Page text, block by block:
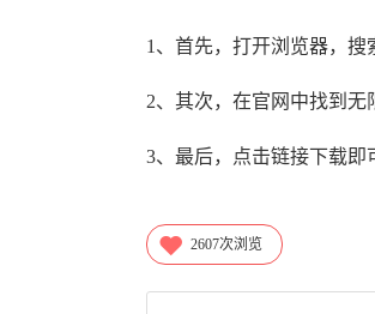
1、首先，打开浏览器，搜
2、其次，在官网中找到无
3、最后，点击链接下载即
2607次浏览